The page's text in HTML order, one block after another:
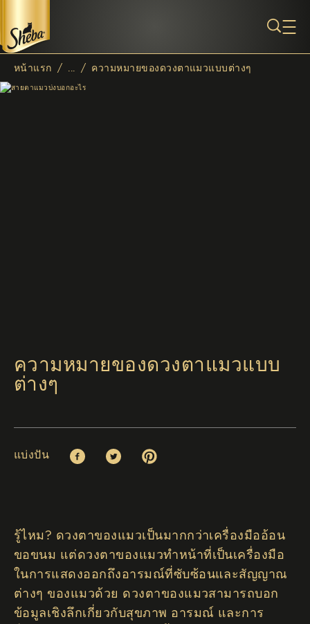
Breadcrumb
หน้าแรก / / ความหมายของดวงตาแมวแบบต่างๆ
ความหมายของดวงตาแมวแบบ
ต่างๆ
แบ่งปัน Facebook (opens in new window)
Twitter (opens in new window)
Pinterest (opens in new window)
รู้ไหม? ดวงตาของแมวเป็นมากกว่าเครื่องมืออ้อน
ขอขนม แต่ดวงตาของแมวทำหน้าที่เป็นเครื่องมือ
ในการแสดงออกถึงอารมณ์ที่ซับซ้อนและสัญญาณ
ต่างๆ ของแมวด้วย ดวงตาของแมวสามารถบอก
ข้อมูลเชิงลึกเกี่ยวกับสุขภาพ อารมณ์ และการ